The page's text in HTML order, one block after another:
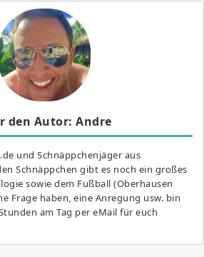
den Autor: Andre
und Schnäppchenjäger aus
Schnäppchen gibt es noch ein großes
sowie dem Fußball (Oberhausen
Frage haben, eine Anregung usw. bin
am Tag per eMail für euch